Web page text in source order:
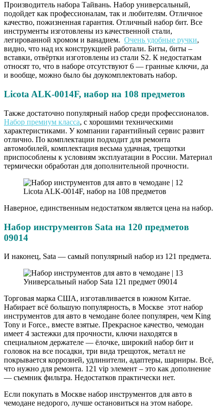
Производитель набора Тайвань. Набор универсальный,
подойдет как профессионалам, так и любителям. Отличное
качество, пожизненная гарантия. Отличный набор бит. Все
инструменты изготовлены из качественной стали,
легированной хромом и ванадием. Очень удобные ручки,
видно, что над их конструкцией работали. Биты, биты –
вставки, отвёртки изготовлены из стали S2. К недостаткам
относят то, что в наборе отсутствуют 6 — гранные ключи, да
и вообще, можно было бы доукомплектовать набор.
Licota ALK-0014F, набор на 108 предметов
Также достаточно популярный набор среди профессионалов.
Набор премиум класса, с хорошими техническими
характеристиками. У компании гарантийный сервис развит
отлично. По комплектации подходит для ремонта
автомобилей, комплектация весьма удачная, трещотки
приспособлены к условиям эксплуатации в России. Материал
термически обработан для дополнительной прочности.
Licota ALK-0014F, набор на 108 предметов
Наверное, единственным недостатком является цена на набор.
Набор инструментов Sata на 120 предметов
09014
И наконец, Sata — самый популярный набор из 121 предмета.
Универсальный набор Sata 121 предмет 09014
Торговая марка США, изготавливается в южном Китае.
Набирает всё большую популярность, в Москве этот набор
инструментов для авто в чемодане более популярен, чем King
Tony и Force., вместе взятые. Прекрасное качество, чемодан
имеет 4 застежки для прочности, ключи находятся в
специальном держателе — ёлочке, широкий набор бит и
головок на все посадки, три вида трещоток, металл не
покрывается коррозией, удлинители, адаптеры, шарниры. Всё,
что нужно для ремонта. 121 vip элемент – это как дополнение
— съемник фильтра. Недостатков практически нет.
Если покупать в Москве набор инструментов для авто в
чемодане недорого, лучше остановиться на этом наборе.